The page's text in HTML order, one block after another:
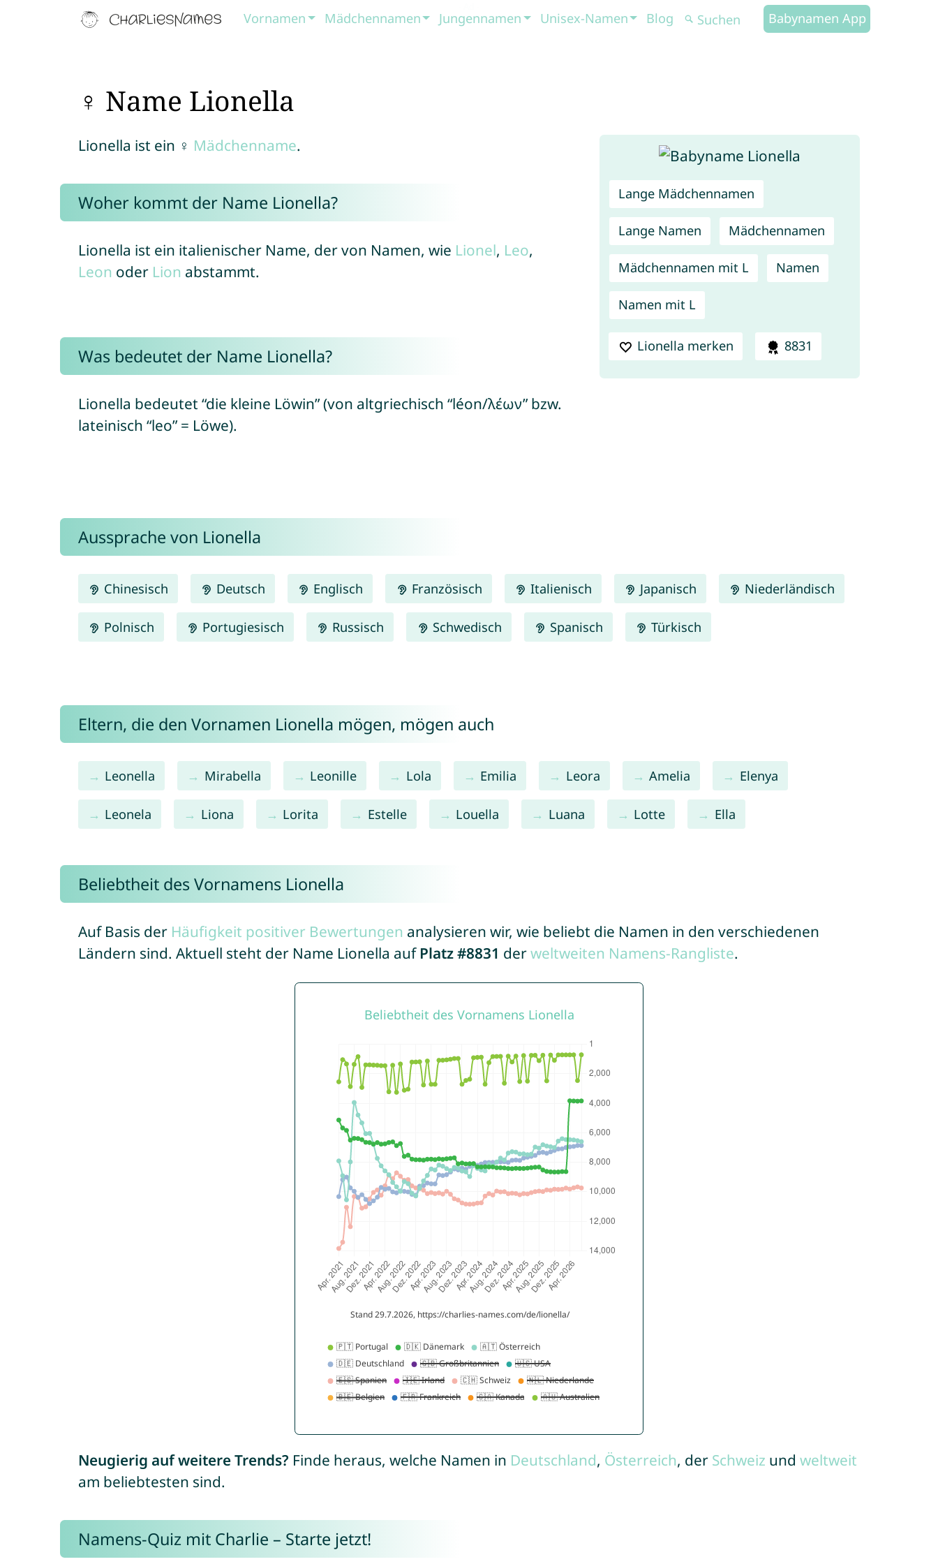
Vornamen Mädchennamen Jungennamen Unisex-Namen Blog Babynamen App
♀ Name Lionella
Lange Mädchennamen
Lange Namen Mädchennamen
Mädchennamen mit L Namen
Namen mit L
Lionella merken 8831
Lionella ist ein ♀ Mädchenname.
Woher kommt der Name Lionella?
Lionella ist ein italienischer Name, der von Namen, wie Lionel, Leo,
Leon oder Lion abstammt.
Was bedeutet der Name Lionella?
Lionella bedeutet “die kleine Löwin” (von altgriechisch “léon/λέων” bzw.
lateinisch “leo” = Löwe).
Aussprache von Lionella
Chinesisch Deutsch Englisch Französisch Italienisch Japanisch Niederländisch
Polnisch Portugiesisch Russisch Schwedisch Spanisch Türkisch
Eltern, die den Vornamen Lionella mögen, mögen auch
Leonella Mirabella Leonille Lola Emilia Leora Amelia Elenya
Leonela Liona Lorita Estelle Louella Luana Lotte Ella
Beliebtheit des Vornamens Lionella
Auf Basis der Häufigkeit positiver Bewertungen analysieren wir, wie beliebt die Namen in den verschiedenen
Ländern sind. Aktuell steht der Name Lionella auf Platz #8831 derweltweiten Namens-Rangliste.
Neugierig auf weitere Trends? Finde heraus, welche Namen in Deutschland, Österreich, der Schweiz und weltweit
am beliebtesten sind.
Namens-Quiz mit Charlie – Starte jetzt!